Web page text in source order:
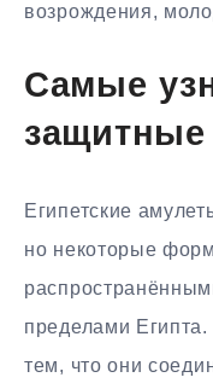
возрождения,
Самые
Египетские
но некоторые
пределами
тем, что они